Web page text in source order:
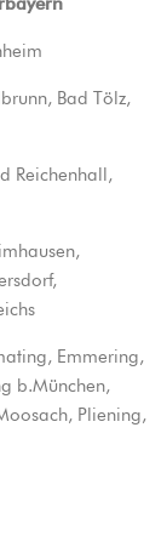
Bad Tölz,
Reichenhall,
Emmering,
b.München,
Pliening,